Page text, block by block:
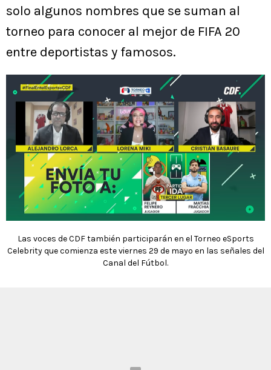
solo algunos nombres que se suman al
torneo para conocer al mejor de FIFA 20
entre deportistas y famosos.
Las voces de CDF también participarán en el Torneo eSports
Celebrity que comienza este viernes 29 de mayo en las señales del
Canal del Fútbol.